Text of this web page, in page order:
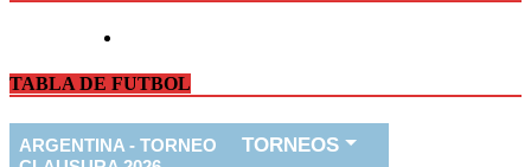
TABLA DE FUTBOL